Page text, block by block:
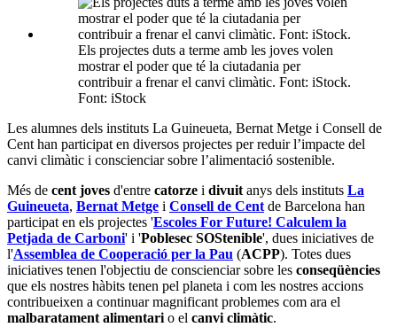
Els projectes duts a terme amb les joves volen
mostrar el poder que té la ciutadania per
contribuir a frenar el canvi climàtic. Font: iStock.
Font: iStock
Les alumnes dels instituts La Guineueta, Bernat Metge i Consell de
Cent han participat en diversos projectes per reduir l’impacte del
canvi climàtic i conscienciar sobre l’alimentació sostenible.
Més de cent joves d'entre catorze i divuitanys dels instituts La
Guineueta, Bernat Metge i Consell de Centde Barcelona han
participat en els projectes 'Escoles For Future! Calculem la
Petjada de Carboni' i 'Poblesec SOStenible', dues iniciatives de
l'Assemblea de Cooperació per la Pau (ACPP). Totes dues
iniciatives tenen l'objectiu de conscienciar sobre les conseqüències
que els nostres hàbits tenen pel planeta i com les nostres accions
contribueixen a continuar magnificant problemes com ara el
malbaratament alimentario el canvi climàtic.